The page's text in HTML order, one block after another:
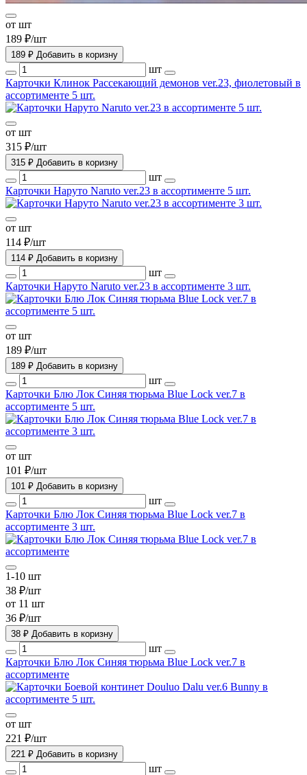
от шт
189 ₽/шт
189 ₽ Добавить в коризну
шт
Карточки Клинок Рассекающий демонов ver.23, фиолетовый в
ассортименте 5 шт.
от шт
315 ₽/шт
315 ₽ Добавить в коризну
шт
Карточки Наруто Naruto ver.23 в ассортименте 5 шт.
от шт
114 ₽/шт
114 ₽ Добавить в коризну
шт
Карточки Наруто Naruto ver.23 в ассортименте 3 шт.
от шт
189 ₽/шт
189 ₽ Добавить в коризну
шт
Карточки Блю Лок Синяя тюрьма Blue Lock ver.7 в
ассортименте 5 шт.
от шт
101 ₽/шт
101 ₽ Добавить в коризну
шт
Карточки Блю Лок Синяя тюрьма Blue Lock ver.7 в
ассортименте 3 шт.
1-10 шт
38 ₽/шт
от 11 шт
36 ₽/шт
38 ₽ Добавить в коризну
шт
Карточки Блю Лок Синяя тюрьма Blue Lock ver.7 в
ассортименте
от шт
221 ₽/шт
221 ₽ Добавить в коризну
шт